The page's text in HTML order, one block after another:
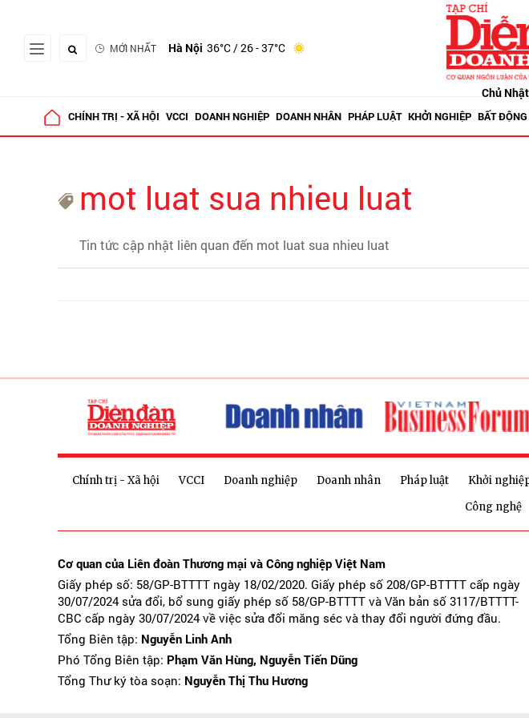
MỚI NHẤT Hà Nội 36°C/ 26 - 37°C
Chủ
CHÍNH TRỊ - XÃ HỘI VCCI DOANH NGHIỆP DOANH NHÂN PHÁP LUẬT KHỞI NGHIỆP BẤT
mot luat sua nhieu luat
Tin tức cập nhật liên quan đến mot luat sua nhieu luat
Chính trị - Xã hội VCCI Doanh nghiệp Doanh nhân Pháp luật Khởi
Công nghệ
Cơ quan của Liên đoàn Thương mại và Công nghiệp Việt Nam
Giấy phép số: 58/GP-BTTTT ngày 18/02/2020. Giấy phép số 208/GP-BTTTT cấp ngày
30/07/2024 sửa đổi, bổ sung giấy phép số 58/GP-BTTTT và Văn bản số 3117/BTTTT-
CBC cấp ngày 30/07/2024 về việc sửa đổi măng séc và thay đổi người đứng đầu.
Tổng Biên tập: Nguyễn Linh Anh
Phó Tổng Biên tập: Phạm Văn Hùng, Nguyễn Tiến Dũng
Tổng Thư ký tòa soạn: Nguyễn Thị Thu Hương